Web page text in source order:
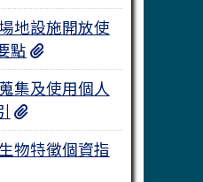
地設施開放使
點
桃園市中壢區興國國
集及使用個人
學校使用資通系統或服
物特徵個資指
使用生物特徵辨識技術個